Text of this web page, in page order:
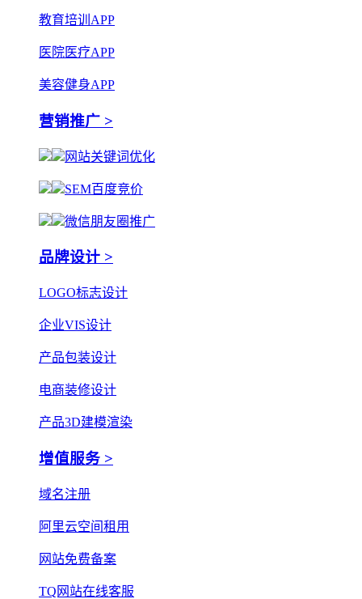
教育培训APP
医院医疗APP
美容健身APP
营销推广 >
网站关键词优化
SEM百度竞价
微信朋友圈推广
品牌设计 >
LOGO标志设计
企业VIS设计
产品包装设计
电商装修设计
产品3D建模渲染
增值服务 >
域名注册
阿里云空间租用
网站免费备案
TQ网站在线客服